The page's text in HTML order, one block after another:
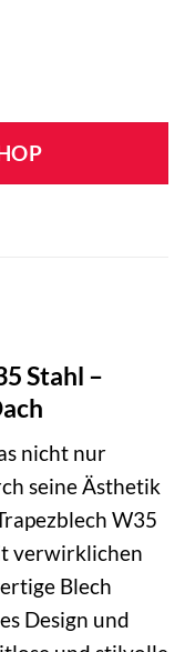
Stahl –
nicht nur
seine Ästhetik
W35
verwirklichen
Blech
Design und